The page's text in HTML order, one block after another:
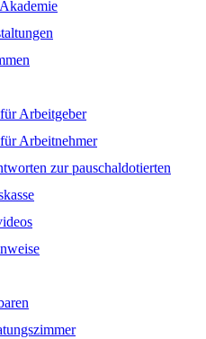
Arbeitgeber
Arbeitnehmer
zur pauschaldotierten